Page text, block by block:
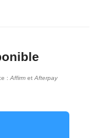
: AffirmetAfterpay